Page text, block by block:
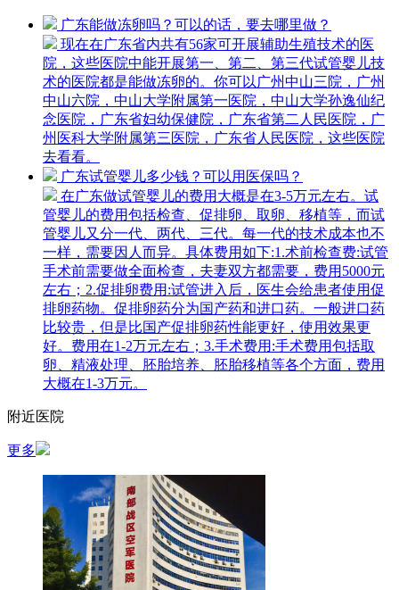
广东能做冻卵吗？可以的话，要去哪里做？
现在在广东省内共有56家可开展辅助生殖技术的医
院，这些医院中能开展第一、第二、第三代试管婴儿技
术的医院都是能做冻卵的。你可以广州中山三院，广州
中山六院，中山大学附属第一医院，中山大学孙逸仙纪
念医院，广东省妇幼保健院，广东省第二人民医院，广
州医科大学附属第三医院，广东省人民医院，这些医院
去看看。
广东试管婴儿多少钱？可以用医保吗？
在广东做试管婴儿的费用大概是在3-5万元左右。试
管婴儿的费用包括检查、促排卵、取卵、移植等，而试
管婴儿又分一代、两代、三代。每一代的技术成本也不
一样，需要因人而异。具体费用如下:1.术前检查费:试管
手术前需要做全面检查，夫妻双方都需要，费用5000元
左右；2.促排卵费用:试管进入后，医生会给患者使用促
排卵药物。促排卵药分为国产药和进口药。一般进口药
比较贵，但是比国产促排卵药性能更好，使用效果更
好。费用在1-2万元左右；3.手术费用:手术费用包括取
卵、精液处理、胚胎培养、胚胎移植等各个方面，费用
大概在1-3万元。
附近医院
更多